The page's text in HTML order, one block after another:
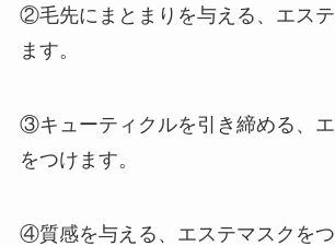
②毛先にまとまりを与える、エス
ます。
③キューティクルを引き締める、
をつけます。
④質感を与える、エステマスクをつ